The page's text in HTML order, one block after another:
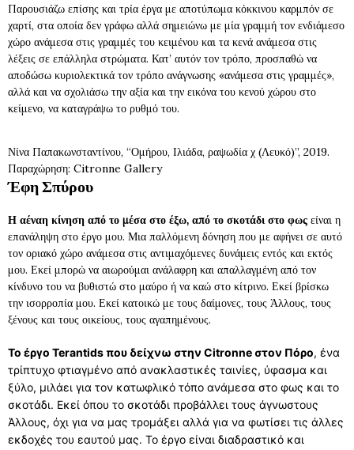
Παρουσιάζω επίσης και τρία έργα με αποτύπωμα κόκκινου καρμπόν σε
χαρτί, στα οποία δεν γράφω αλλά σημειώνω με μία γραμμή τον ενδιάμεσο
χώρο ανάμεσα στις γραμμές του κειμένου και τα κενά ανάμεσα στις
λέξεις σε επάλληλα στρώματα. Κατ’ αυτόν τον τρόπο, προσπαθώ να
αποδώσω κυριολεκτικά τον τρόπο ανάγνωσης «ανάμεσα στις γραμμές»,
αλλά και να σχολιάσω την αξία και την εικόνα του κενού χώρου στο
κείμενο, να καταγράψω το ρυθμό του.
Νίνα Παπακωνσταντίνου, “Ομήρου, Ιλιάδα, ραψωδία χ (Λευκό)”, 2019.
Παραχώρηση: Citronne Gallery
Έφη Σπύρου
Η αέναη κίνηση από το μέσα στο έξω, από το σκοτάδι στο φως είναι η
επανάληψη στο έργο μου. Μια παλλόμενη δόνηση που με αφήνει σε αυτό
τον οριακό χώρο ανάμεσα στις αντιμαχόμενες δυνάμεις εντός και εκτός
μου. Εκεί μπορώ να αιωρούμαι ανάλαφρη και απαλλαγμένη από τον
κίνδυνο του να βυθιστώ στο μαύρο ή να καώ στο κίτρινο. Εκεί βρίσκω
την ισορροπία μου. Εκεί κατοικώ με τους δαίμονες, τους Άλλους, τους
ξένους και τους οικείους, τους αγαπημένους.
Το έργο Terantids που δείχνω στην Citronne στον Πόρο, ένα
τρίπτυχο φτιαγμένο από ανακλαστικές ταινίες, ύφασμα και
ξύλο, μιλάει για τον κατωφλικό τόπο ανάμεσα στο φως και το
σκοτάδι. Εκεί όπου το σκοτάδι προβάλλει τους άγνωστους
Άλλους, όχι για να μας τρομάξει αλλά για να φωτίσει τις άλλες
εκδοχές του εαυτού μας. Το έργο είναι διαδραστικό και